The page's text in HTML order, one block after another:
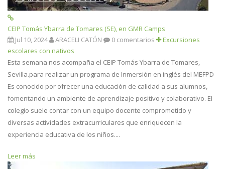
CEIP Tomás Ybarra de Tomares (SE), en GMR Camps
Jul 10, 2024
ARACELI CATÓN 0 comentarios
Excursiones
escolares con nativos
Esta semana nos acompaña el CEIP Tomás Ybarra de Tomares,
Sevilla.para realizar un programa de Inmersión en inglés del MEFPD
Es conocido por ofrecer una educación de calidad a sus alumnos,
fomentando un ambiente de aprendizaje positivo y colaborativo. El
colegio suele contar con un equipo docente comprometido y
diversas actividades extracurriculares que enriquecen la
experiencia educativa de los niños....
Leer más